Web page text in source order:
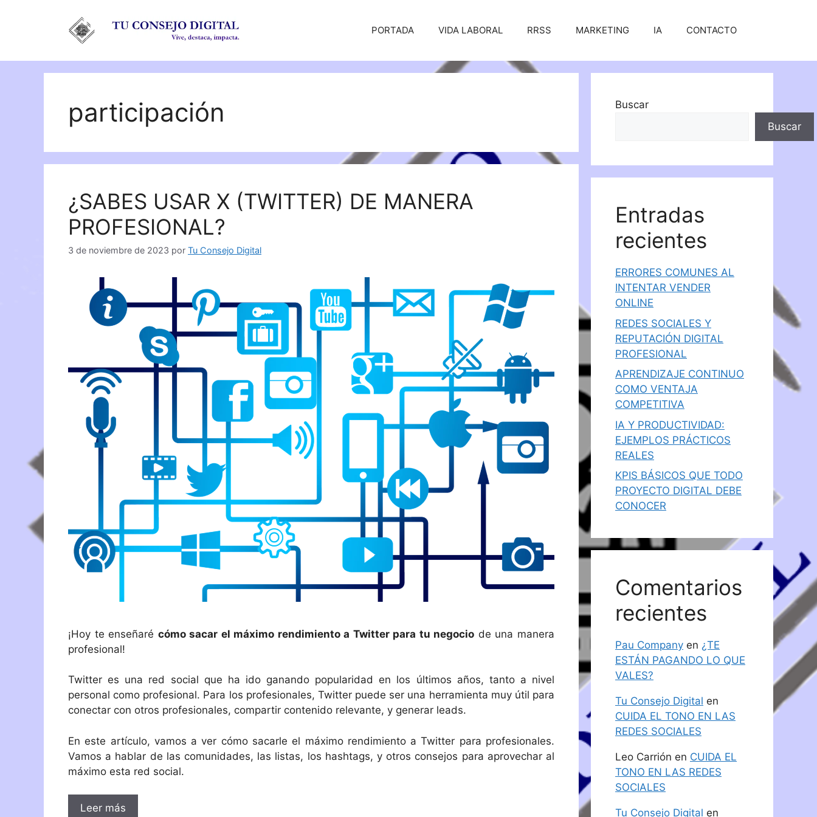
PORTADA VIDA LABORAL RRSS MARKETING IA CONTACTO
participación
¿SABES USAR X (TWITTER) DE MANERA
PROFESIONAL?
3 de noviembre de 2023 por Tu Consejo Digital
¡Hoy te enseñaré cómo sacar el máximo rendimiento a Twitter para tu negocio de una manera
profesional!
Twitter es una red social que ha ido ganando popularidad en los últimos años, tanto a nivel
personal como profesional. Para los profesionales, Twitter puede ser una herramienta muy útil para
conectar con otros profesionales, compartir contenido relevante, y generar leads.
En este artículo, vamos a ver cómo sacarle el máximo rendimiento a Twitter para profesionales.
Vamos a hablar de las comunidades, las listas, los hashtags, y otros consejos para aprovechar al
máximo esta red social.
Leer más
Buscar
Buscar
Entradas
recientes
ERRORES COMUNES AL
INTENTAR VENDER
ONLINE
REDES SOCIALES Y
REPUTACIÓN DIGITAL
PROFESIONAL
APRENDIZAJE CONTINUO
COMO VENTAJA
COMPETITIVA
IA Y PRODUCTIVIDAD:
EJEMPLOS PRÁCTICOS
REALES
KPIS BÁSICOS QUE TODO
PROYECTO DIGITAL DEBE
CONOCER
Comentarios
recientes
Pau Company en ¿TE
ESTÁN PAGANDO LO QUE
VALES?
Tu Consejo Digital en
CUIDA EL TONO EN LAS
REDES SOCIALES
Leo Carrión en CUIDA EL
TONO EN LAS REDES
SOCIALES
Tu Consejo Digital en